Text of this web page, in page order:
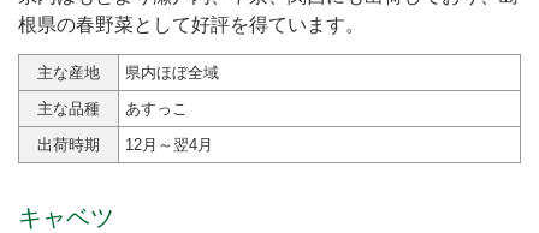
根県の春野菜として好評を得ています。
主な産地
県内ほぼ全域
主な品種
あすっこ
出荷時期
12月～翌4月
キャベツ